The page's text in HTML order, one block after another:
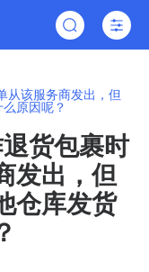
从该服务商发出，但
原因呢？
货包裹时
发出，但
仓库发货